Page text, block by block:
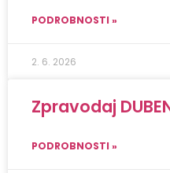
PODROBNOSTI »
2. 6. 2026
Zpravodaj
PODROBNOSTI »